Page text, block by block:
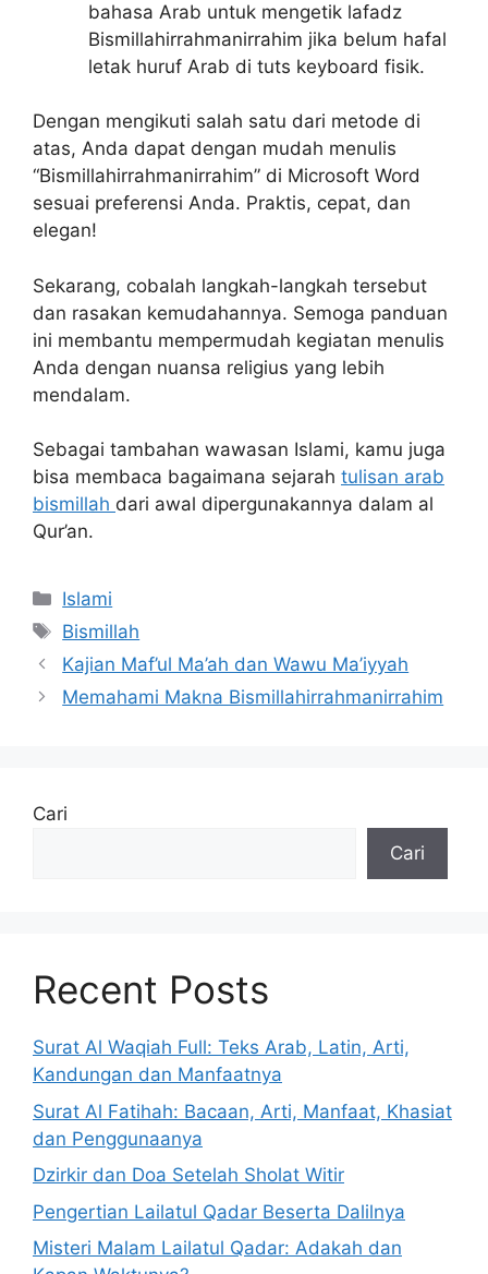
bahasa Arab untuk mengetik lafadz
Bismillahirrahmanirrahim jika belum hafal
letak huruf Arab di tuts keyboard fisik.
Dengan mengikuti salah satu dari metode di
atas, Anda dapat dengan mudah menulis
“Bismillahirrahmanirrahim” di Microsoft Word
sesuai preferensi Anda. Praktis, cepat, dan
elegan!
Sekarang, cobalah langkah-langkah tersebut
dan rasakan kemudahannya. Semoga panduan
ini membantu mempermudah kegiatan menulis
Anda dengan nuansa religius yang lebih
mendalam.
Sebagai tambahan wawasan Islami, kamu juga
bisa membaca bagaimana sejarah tulisan arab
bismillah dari awal dipergunakannya dalam al
Qur’an.
Kategori
Islami
Tag
Bismillah
Kajian Maf’ul Ma’ah dan Wawu Ma’iyyah
Memahami Makna Bismillahirrahmanirrahim
Cari
Cari
Recent Posts
Surat Al Waqiah Full: Teks Arab, Latin, Arti,
Kandungan dan Manfaatnya
Surat Al Fatihah: Bacaan, Arti, Manfaat, Khasiat
dan Penggunaanya
Dzirkir dan Doa Setelah Sholat Witir
Pengertian Lailatul Qadar Beserta Dalilnya
Misteri Malam Lailatul Qadar: Adakah dan